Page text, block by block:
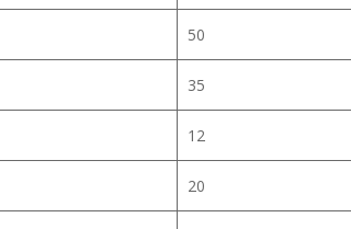
50
35
12
20